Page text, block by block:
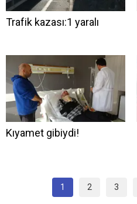
Trafik kazası:1 yaralı
Kıyamet gibiydi!
1 2 3